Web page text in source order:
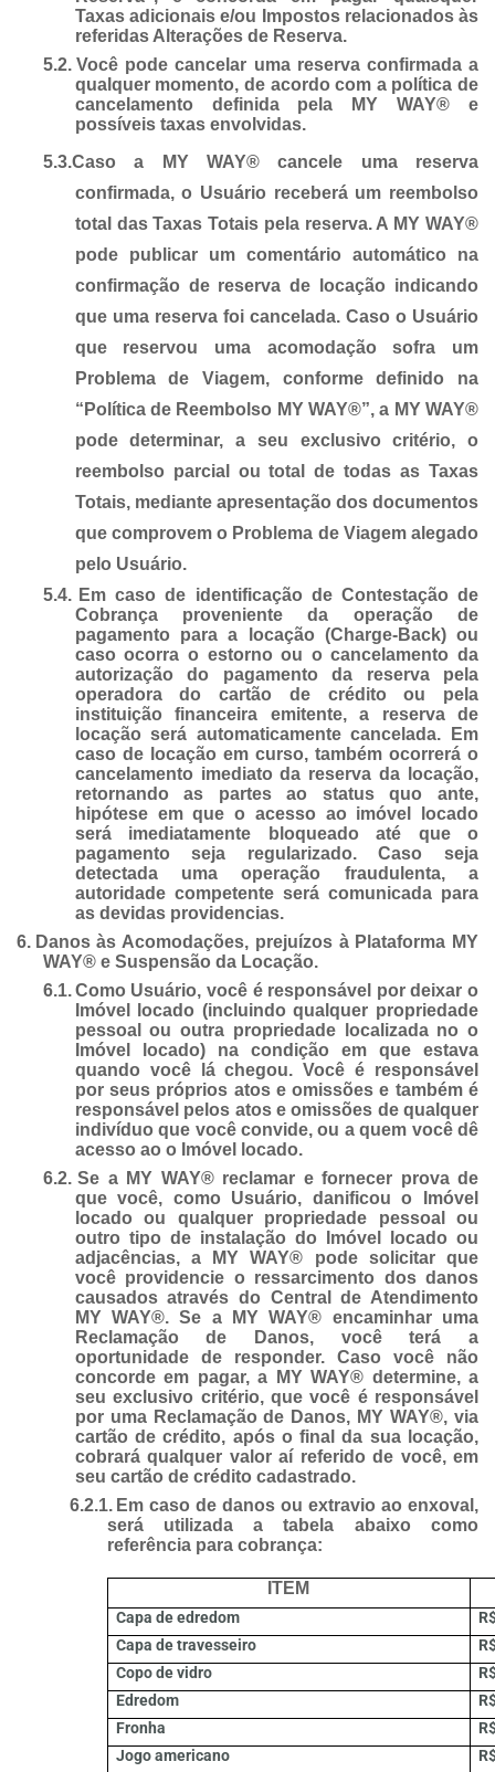
Taxas adicionais e/ou Impostos relacionados às
referidas Alterações de Reserva.
5.2. Você pode cancelar uma reserva confirmada a
qualquer momento, de acordo com a política de
cancelamento definida pela MY WAY® e
possíveis taxas envolvidas.
5.3.Caso a MY WAY® cancele uma reserva
confirmada, o Usuário receberá um reembolso
total das Taxas Totais pela reserva. A MY WAY®
pode publicar um comentário automático na
confirmação de reserva de locação indicando
que uma reserva foi cancelada. Caso o Usuário
que reservou uma acomodação sofra um
Problema de Viagem, conforme definido na
“Política de Reembolso MY WAY®”, a MY WAY®
pode determinar, a seu exclusivo critério, o
reembolso parcial ou total de todas as Taxas
Totais, mediante apresentação dos documentos
que comprovem o Problema de Viagem alegado
pelo Usuário.
5.4. Em caso de identificação de Contestação de
Cobrança proveniente da operação de
pagamento para a locação (Charge-Back) ou
caso ocorra o estorno ou o cancelamento da
autorização do pagamento da reserva pela
operadora do cartão de crédito ou pela
instituição financeira emitente, a reserva de
locação será automaticamente cancelada. Em
caso de locação em curso, também ocorrerá o
cancelamento imediato da reserva da locação,
retornando as partes ao status quo ante,
hipótese em que o acesso ao imóvel locado
será imediatamente bloqueado até que o
pagamento seja regularizado. Caso seja
detectada uma operação fraudulenta, a
autoridade competente será comunicada para
as devidas providencias.
6. Danos às Acomodações, prejuízos à Plataforma MY
WAY® e Suspensão da Locação.
6.1.Como Usuário, você é responsável por deixar o
Imóvel locado (incluindo qualquer propriedade
pessoal ou outra propriedade localizada no o
Imóvel locado) na condição em que estava
quando você lá chegou. Você é responsável
por seus próprios atos e omissões e também é
responsável pelos atos e omissões de qualquer
indivíduo que você convide, ou a quem você dê
acesso ao o Imóvel locado.
6.2. Se a MY WAY® reclamar e fornecer prova de
que você, como Usuário, danificou o Imóvel
locado ou qualquer propriedade pessoal ou
outro tipo de instalação do Imóvel locado ou
adjacências, a MY WAY® pode solicitar que
você providencie o ressarcimento dos danos
causados através do Central de Atendimento
MY WAY®. Se a MY WAY® encaminhar uma
Reclamação de Danos, você terá a
oportunidade de responder. Caso você não
concorde em pagar, a MY WAY® determine, a
seu exclusivo critério, que você é responsável
por uma Reclamação de Danos, MY WAY®, via
cartão de crédito, após o final da sua locação,
cobrará qualquer valor aí referido de você, em
seu cartão de crédito cadastrado.
6.2.1. Em caso de danos ou extravio ao enxoval,
será utilizada a tabela abaixo como
referência para cobrança:
ITEM
Capa de edredom
Capa de travesseiro
Copo de vidro
Edredom
Fronha
Jogo americano